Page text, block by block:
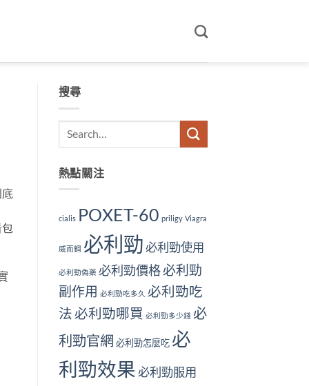
搜尋
熱點關注
cialis POXET-60 priligy Viagra
威而鋼 必利勁必利勁使用
必利勁偽藥 必利勁價格必利勁
副作用 必利勁吃多久 必利勁吃
法必利勁哪買 必利勁多少錢 必
利勁官網 必利勁怎麼吃 必
利勁效果 必利勁服用